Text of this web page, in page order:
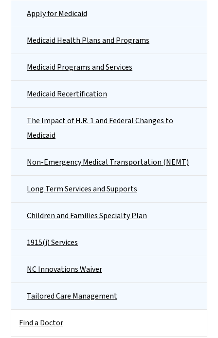
Apply for Medicaid
Medicaid Health Plans and Programs
Medicaid Programs and Services
Medicaid Recertification
The Impact of H.R. 1 and Federal Changes to
Medicaid
Non-Emergency Medical Transportation (NEMT)
Long Term Services and Supports
Children and Families Specialty Plan
1915(i) Services
NC Innovations Waiver
Tailored Care Management
Find a Doctor